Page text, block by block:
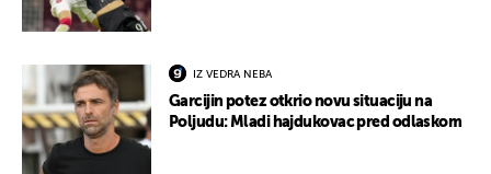
IZ VEDRA NEBA
Garcijin potez otkrio novu situaciju na
Poljudu: Mladi hajdukovac pred odlaskom